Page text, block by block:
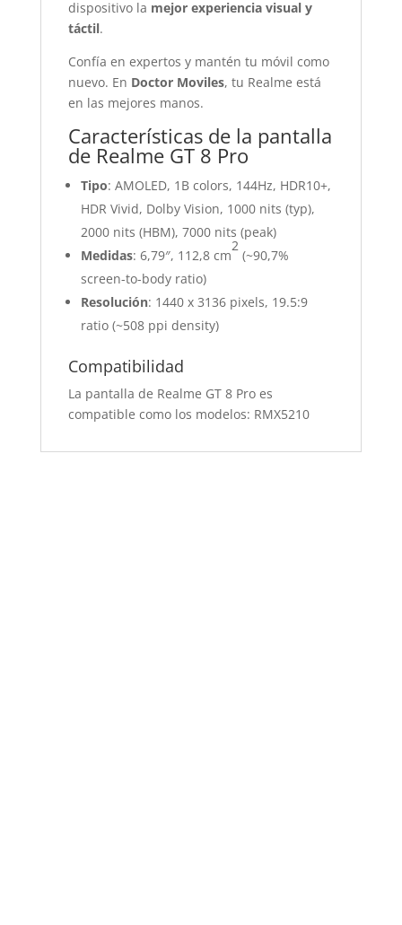
dispositivo la mejor experiencia visual y
táctil.
Confía en expertos y mantén tu móvil como
nuevo. En Doctor Moviles, tu Realme está
en las mejores manos.
Características de la pantalla
de Realme GT 8 Pro
Tipo: AMOLED, 1B colors, 144Hz, HDR10+,
HDR Vivid, Dolby Vision, 1000 nits (typ),
2000 nits (HBM), 7000 nits (peak)
Medidas: 6,79″, 112,8 cm
2
(~90,7%
screen-to-body ratio)
Resolución: 1440 x 3136 pixels, 19.5:9
ratio (~508 ppi density)
Compatibilidad
La pantalla de Realme GT 8 Pro es
compatible como los modelos: RMX5210